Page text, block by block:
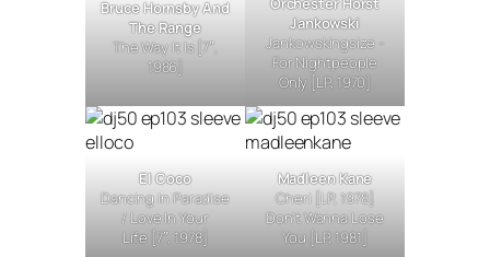
Bruce Hornsby And
The Range
The Way It Is[7″,
1986]
Jankowski
Jankowskingsize -
For Nightpeople
Only [LP, 1970]
El Coco
Dancing In Paradise
/ Love In Your
Life[7″, 1978]
Madleen Kane
Cheri[LP, 1978]
Don’t Wanna Lose
You[LP, 1981]